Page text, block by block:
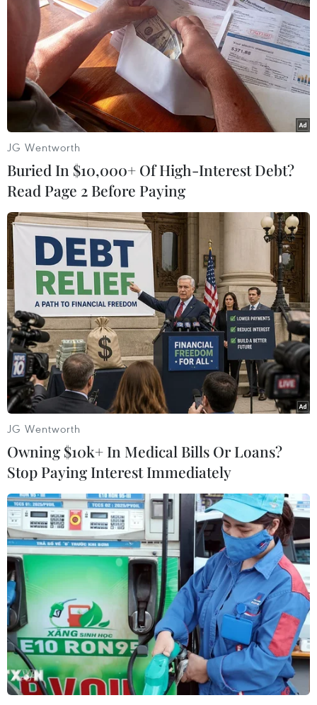
(Nhấp chuột vào ảnh để xem kích thước chuẩn)
Theo Phó Giám đốc Sở Y tế Thành phố Hồ Chí
Minh Nguyễn Hữu Hưng, thành phố sẽ tổ chức
650 điểm tiêm trong cộng đồng, bao gồm điểm
tiêm tại Trung tâm y tế, trạm y tế và các điểm
tiêm lưu động nhằm đảm bảo giãn cách xã hội
trong quá trình tiêm chủng nên mỗi điểm tiêm
vaccine chỉ cho 200 lượt người/ngày./.
(TTXVN/Vietnam+)
#COVID-19 #Chiến dịch tiêm chủng
#Tiêm vaccine
#Trung tâm y tế
Tp. Hồ Chí Minh
JG Wentworth
Buried In $10,000+ Of High-Interest Debt?
Read Page 2 Before Paying
JG Wentworth
Owning $10k+ In Medical Bills Or Loans?
Stop Paying Interest Immediately